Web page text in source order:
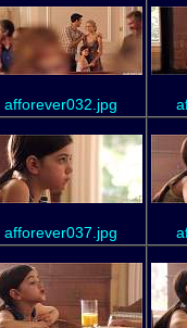
afforever032.jpg
afforever037.jpg